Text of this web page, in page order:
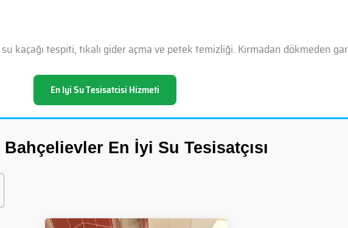
kaçağı tespiti, tıkalı gider açma ve petek temizliği. Kırmadan dökmeden
En Iyi Su Tesisatcisi Hizmeti
Bahçelievler En İyi Su Tesisatçısı